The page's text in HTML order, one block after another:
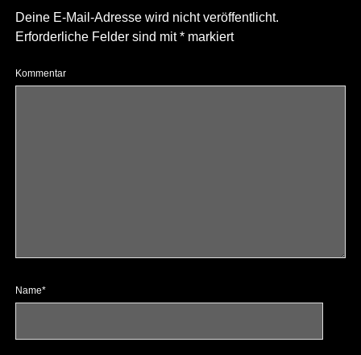
Deine E-Mail-Adresse wird nicht veröffentlicht.
Erforderliche Felder sind mit*markiert
Kommentar
Name*